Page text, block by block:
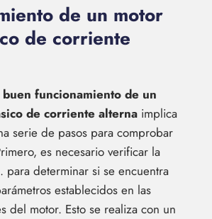
de un motor
de corriente
funcionamiento de un
de corriente alterna implica
serie de pasos para comprobar
es necesario verificar la
para determinar si se encuentra
establecidos en las
del motor. Esto se realiza con un